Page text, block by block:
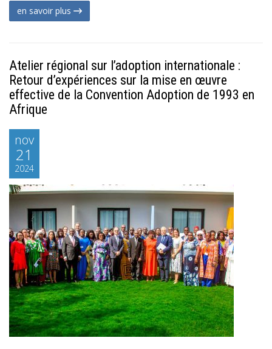
en savoir plus
Atelier régional sur l’adoption internationale :
Retour d’expériences sur la mise en œuvre
effective de la Convention Adoption de 1993 en
Afrique
nov
21
2024